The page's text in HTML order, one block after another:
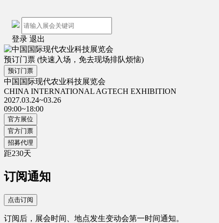
登录 退出
预订门票 (快速入场，免去现场排队烦恼)
预订门票
中国国际现代农业科技展览会
CHINA INTERNATIONAL AGTECH EXHIBITION
2027.03.24~03.26
09:00~18:00
官方展位
官方门票
招募代理
距230天
订阅通知
点击订阅
订阅后，展会时间、地点发生变动会第一时间通知。